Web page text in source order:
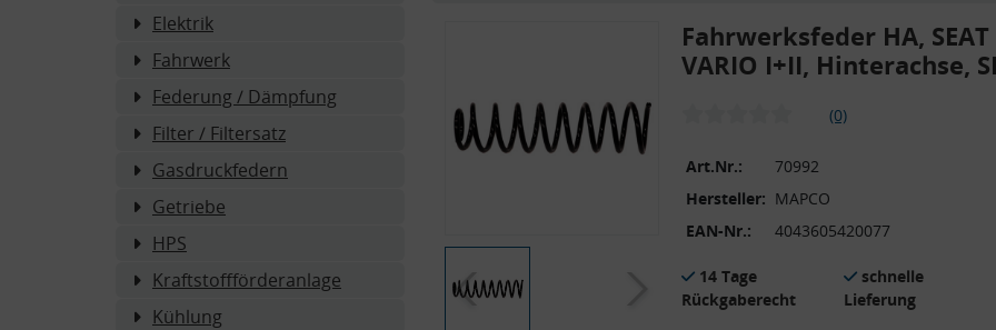
Elektrik
Fahrwerk
Federung / Dämpfung
Filter / Filtersatz
Gasdruckfedern
Getriebe
HPS
Kraftstoffförderanlage
Kühlung
Fahrwerksfeder HA, SEAT
VARIO I+II, Hinterachse,
(0)
Art.Nr.:
70992
Hersteller: MAPCO
EAN-Nr.:
4043605420077
14 Tage
Rückgaberecht
schnelle
Lieferung